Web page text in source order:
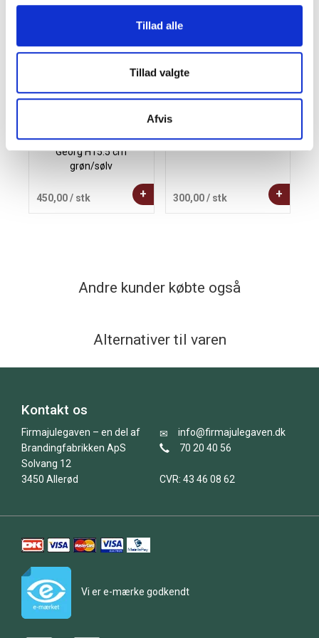
Tillad alle
Tillad valgte
Afvis
Kay Bojesen sangfugl
Georg H15.5 cm
grøn/sølv
450,00/ stk +
Rom & Cola
300,00 / stk +
Andre kunder købte også
Alternativer til varen
Kontakt os
Firmajulegaven – en del af
Brandingfabrikken ApS
Solvang 12
3450 Allerød
info@firmajulegaven.dk
70 20 40 56
CVR: 43 46 08 62
Vi er e-mærke godkendt